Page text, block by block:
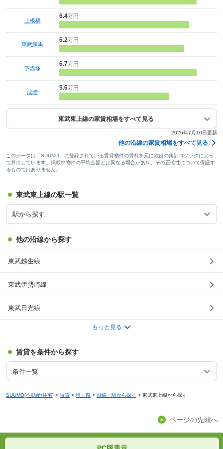
上板橋
6.4万円
東武練馬
6.2万円
下赤塚
6.7万円
成増
5.6万円
東武東上線の家賃相場をすべて見る
2026年7月10日更新
他の沿線の家賃相場をすべて見る
このデータは「SUUMO」に登録されている賃貸物件の賃料を元に独自の集計ロジックによっ
て算出しています。掲載中物件の平均金額とは異なる場合があり、その正確性について保証す
るものではありません。
東武東上線の駅一覧
駅から探す
他の沿線から探す
東武越生線
東武伊勢崎線
東武日光線
もっと見る
賃貸を条件から探す
条件一覧
SUUMO[不動産/住宅] > 賃貸 > 埼玉県 > 沿線・駅から探す > 東武東上線から探す
ページの先頭へ